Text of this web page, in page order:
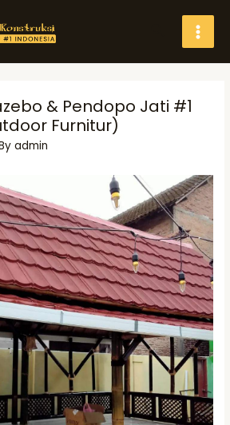
Search
& Pendopo Jati #1
Furnitur)
admin